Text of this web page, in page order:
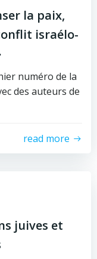
la paix,
israélo-
numéro de la
des auteurs de
read more
juives et